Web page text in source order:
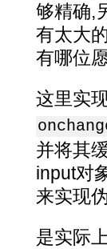
够精确,
有太大
有哪位
这里实
并将其
input对
来实现
是实际